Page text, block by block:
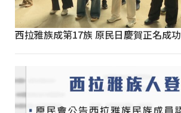
西拉雅族成第17族 原民日慶賀正名成功